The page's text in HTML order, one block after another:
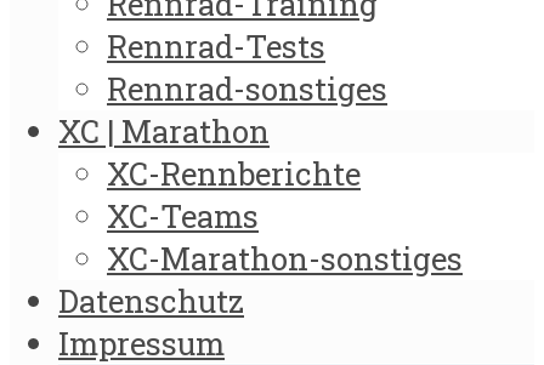
Rennrad-Tests
Rennrad-sonstiges
XC | Marathon
XC-Rennberichte
XC-Teams
XC-Marathon-sonstiges
Datenschutz
Impressum